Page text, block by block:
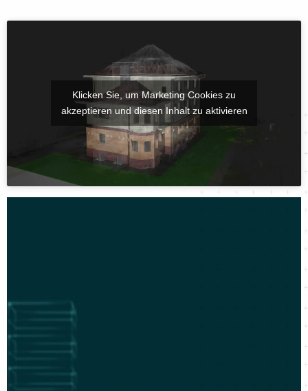
Klicken Sie, um Marketing Cookies zu
akzeptieren und diesen Inhalt zu aktivieren